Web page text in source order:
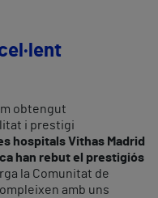
obtengut
i prestigi
hospitals Vithas Madrid
han rebut el prestigiós
la Comunitat de
amb uns